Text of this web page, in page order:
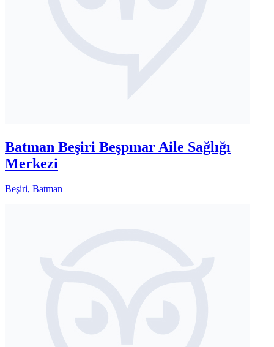
Batman Beşiri Beşpınar Aile Sağlığı
Merkezi
Beşiri, Batman